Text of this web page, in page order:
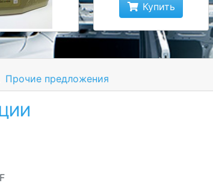
Купить
Прочие предложения